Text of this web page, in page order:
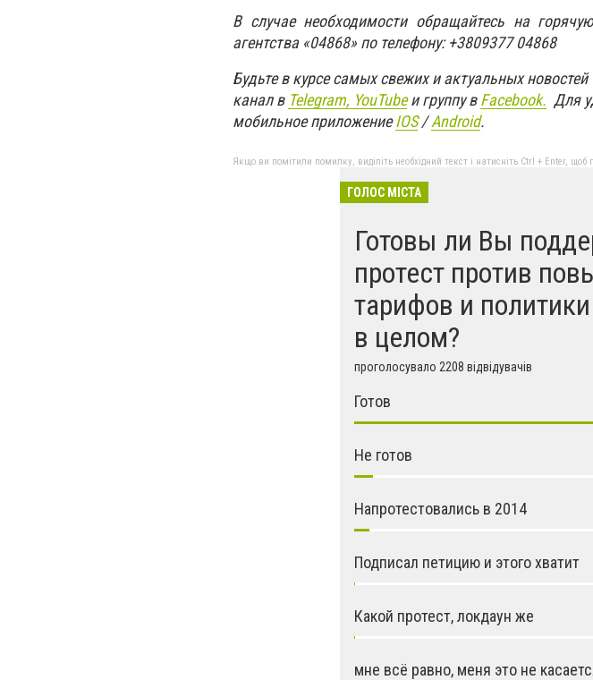
В случае необходимости обращайтесь на
агентства «04868» по телефону: +3809377 04868
Будьте в курсе самых свежих и актуальных
канал в Telegram, YouTubeи группу вFacebook. Для
мобильное приложениеIOS/Android.
Якщо ви помітили помилку, виділіть необхідний текст і натисніть Ctrl + Enter, щоб
ГОЛОС МІСТА
Готовы ли Вы
протест против
тарифов и
в целом?
проголосувало 2208 відвідувачів
Готов
Не готов
Напротестовались в 2014
Подписал петицию и этого хватит
Какой протест, локдаун же
мне всё равно, меня это не